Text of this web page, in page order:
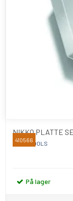
NIKKO PLATTE
NIKKO TOOLS
410566
På lager